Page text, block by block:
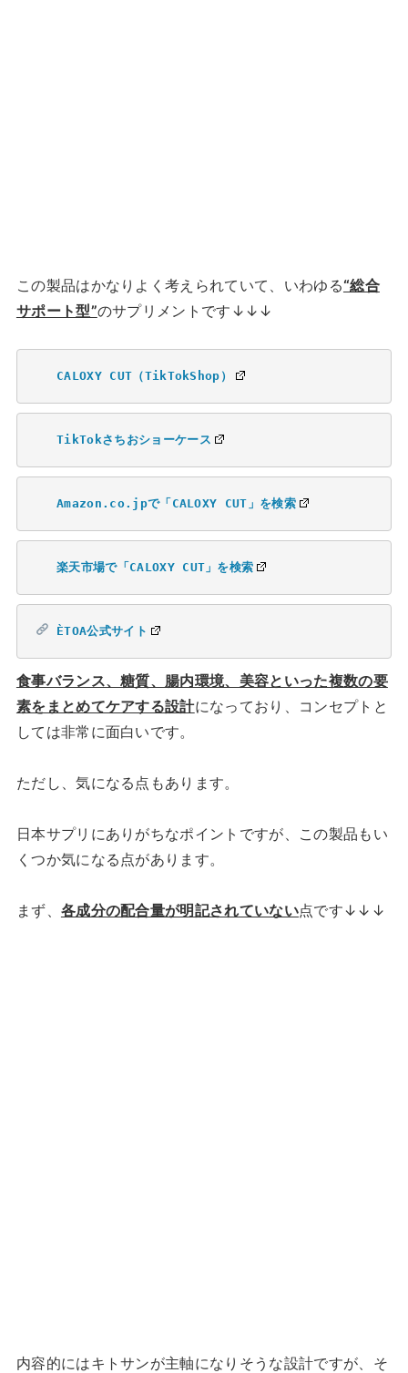
この製品はかなりよく考えられていて、いわゆる“総合
サポート型”のサプリメントです↓↓↓
CALOXY CUT（TikTokShop）
TikTokさちおショーケース
Amazon.co.jpで「CALOXY CUT」を検索
楽天市場で「CALOXY CUT」を検索
ÈTOA公式サイト
食事バランス、糖質、腸内環境、美容といった複数の要
素をまとめてケアする設計になっており、コンセプトと
しては非常に面白いです。
ただし、気になる点もあります。
日本サプリにありがちなポイントですが、この製品もい
くつか気になる点があります。
まず、 各成分の配合量が明記されていない点です↓↓↓
内容的にはキトサンが主軸になりそうな設計ですが、そ